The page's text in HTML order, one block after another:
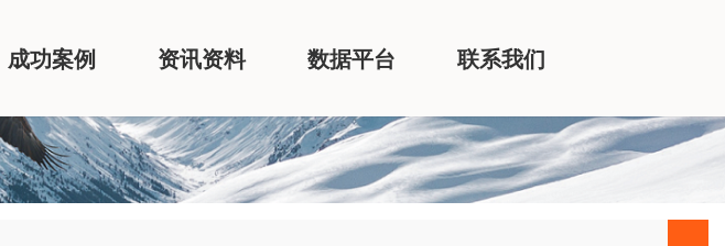
成功案例 资讯资料 数据平台 联系我们